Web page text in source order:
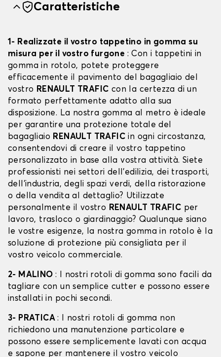
Caratteristiche
1- Realizzate il vostro tappetino in gomma su
misura per il vostro furgone : Con i tappetini in
gomma in rotolo, potete proteggere
efficacemente il pavimento del bagagliaio del
vostro RENAULT TRAFIC con la certezza di un
formato perfettamente adatto alla sua
disposizione. La nostra gomma al metro è ideale
per garantire una protezione totale del
bagagliaio RENAULT TRAFIC in ogni circostanza,
consentendovi di creare il vostro tappetino
personalizzato in base alla vostra attività. Siete
professionisti nei settori dell'edilizia, dei trasporti,
dell'industria, degli spazi verdi, della ristorazione
o della vendita al dettaglio? Utilizzate
personalmente il vostro RENAULT TRAFIC per
lavoro, trasloco o giardinaggio? Qualunque siano
le vostre esigenze, la nostra gomma in rotolo è la
soluzione di protezione più consigliata per il
vostro veicolo commerciale.
2- MALINO : I nostri rotoli di gomma sono facili da
tagliare con un semplice cutter e possono essere
installati in pochi secondi.
3- PRATICA: I nostri rotoli di gomma non
richiedono una manutenzione particolare e
possono essere semplicemente lavati con acqua
e sapone per mantenere il vostro veicolo